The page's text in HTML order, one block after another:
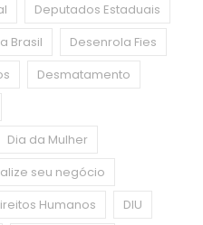
Deputados Estaduais
Brasil
Desenrola Fies
Desmatamento
Dia da Mulher
seu negócio
Humanos
DIU